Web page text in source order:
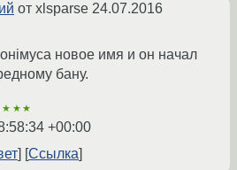
от xlsparse 24.07.2016
новое имя и он начал
бану.
+00:00
Ссылка